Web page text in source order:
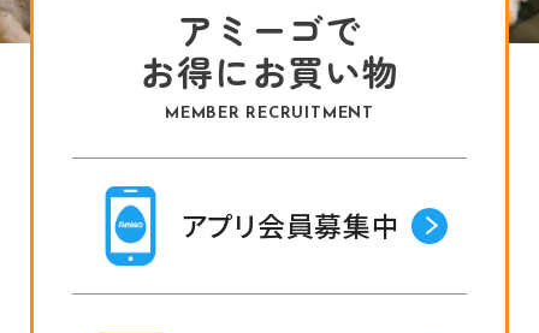
アミーゴで
お得にお買い物
MEMBER RECRUITMENT
アプリ会員募集中